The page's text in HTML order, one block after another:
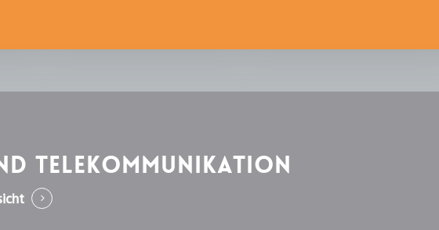
Telekommunikation